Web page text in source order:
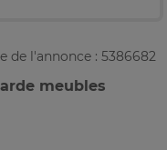
de l'annonce : 5386682
meubles